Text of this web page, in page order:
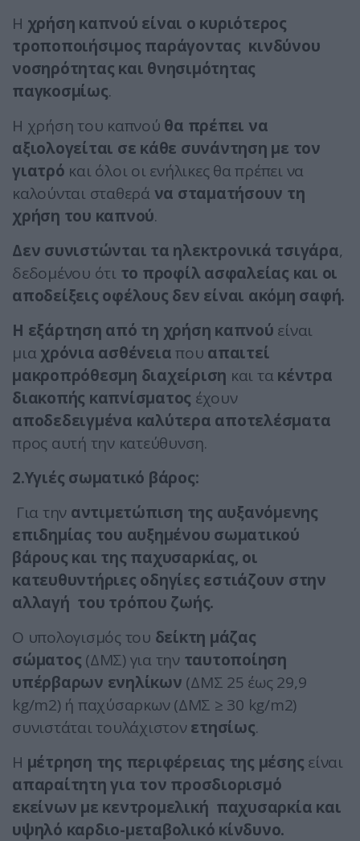
Η χρήση καπνού είναι ο κυριότερος
τροποποιήσιμος παράγοντας κινδύνου
νοσηρότητας και θνησιμότητας
παγκοσμίως.
Η χρήση του καπνού θα πρέπει να
αξιολογείται σε κάθε συνάντηση με τον
γιατρό και όλοι οι ενήλικες θα πρέπει να
καλούνται σταθερά να σταματήσουν τη
χρήση του καπνού.
Δεν συνιστώνται τα ηλεκτρονικά τσιγάρα,
δεδομένου ότι το προφίλ ασφαλείας και οι
αποδείξεις οφέλους δεν είναι ακόμη σαφή.
Η εξάρτηση από τη χρήση καπνού είναι
μια χρόνια ασθένειαπου απαιτεί
μακροπρόθεσμη διαχείριση και τα κέντρα
διακοπής καπνίσματος έχουν
αποδεδειγμένα καλύτερα αποτελέσματα
προς αυτή την κατεύθυνση.
2.Υγιές σωματικό βάρος:
Για την αντιμετώπιση της αυξανόμενης
επιδημίας του αυξημένου σωματικού
βάρους και της παχυσαρκίας, οι
κατευθυντήριες οδηγίες εστιάζουν στην
αλλαγή του τρόπου ζωής.
Ο υπολογισμός του δείκτη μάζας
σώματος (ΔΜΣ) για την ταυτοποίηση
υπέρβαρων ενηλίκων (ΔΜΣ 25 έως 29,9
kg/m2) ή παχύσαρκων (ΔΜΣ ≥ 30 kg/m2)
συνιστάται τουλάχιστονετησίως.
Η μέτρηση της περιφέρειας της μέσης είναι
απαραίτητη για τον προσδιορισμό
εκείνων με κεντρομελική παχυσαρκία και
υψηλό καρδιο-μεταβολικό κίνδυνο.